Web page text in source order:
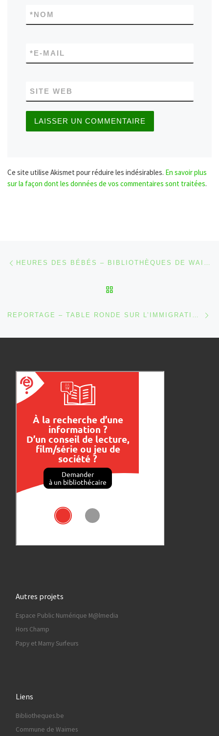
NOM
*
E-MAIL
*
SITE WEB
Ce site utilise Akismet pour réduire les indésirables. En savoir plus
sur la façon dont les données de vos commentaires sont traitées.
Parcourir les articles HEURES DES BÉBÉS – BIBLIOTHÈQUES DE WAIMES ET SOURBRODT (2016)
REPORTAGE – TABLE RONDE SUR L’IMMIGRATION TURQUE
Autres projets
Espace Public Numérique M@lmedia
Hors Champ
Papy et Mamy Surfeurs
Liens
Bibliotheques.be
Commune de Waimes